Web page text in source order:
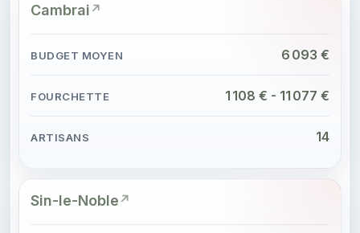
Cambrai
6 093 €
1 108 € - 11 077 €
14
Sin-le-Noble